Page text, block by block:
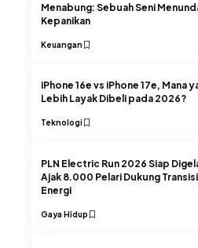
Menabung: Sebuah Seni
Kepanikan
Keuangan
iPhone 16e vs iPhone 17e, Mana
Lebih Layak Dibeli pada 2026?
Teknologi
PLN Electric Run 2026 Siap
Ajak 8.000 Pelari Dukung Transisi
Energi
Gaya Hidup